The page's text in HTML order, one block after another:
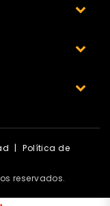
|
Política de
reservados.